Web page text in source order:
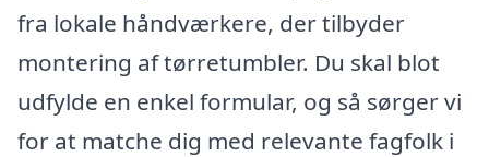
fra lokale håndværkere, der tilbyder
montering af tørretumbler. Du skal blot
udfylde en enkel formular, og så sørger vi
for at matche dig med relevante fagfolk i